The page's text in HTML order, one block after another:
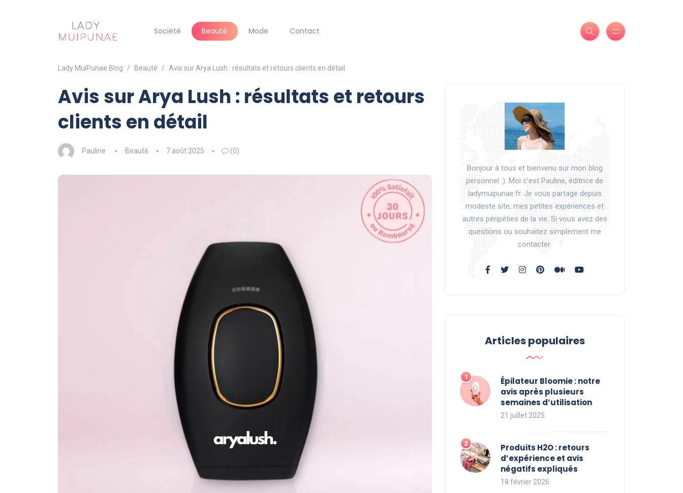
Société Beauté Mode Contact
Lady MuiPunae Blog Beauté Avis sur Arya Lush : résultats et retours clients en détail
Avis sur Arya Lush : résultats et retours
clients en détail
Pauline Beauté 7 août 2025 (0)
Bonjour à tous et bienvenu sur mon blog
personnel :). Moi c'est Pauline, éditrice de
ladymuipunae.fr. Je vous partage depuis
modeste site, mes petites expériences et
autres péripéties de la vie. Si vous avez des
questions ou souhaitez simplement me
contacter.
Articles populaires
Épilateur Bloomie : notre
avis après plusieurs
semaines d’utilisation
21 juillet 2025
Produits H2O : retours
d’expérience et avis
négatifs expliqués
18 février 2026